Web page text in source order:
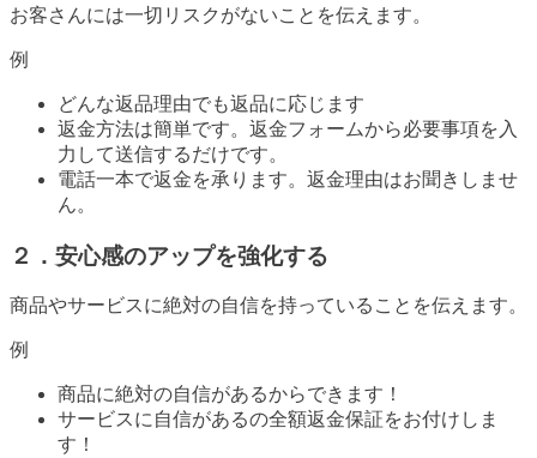
お客さんには一切リスクがないことを伝えます。
例
どんな返品理由でも返品に応じます
返金方法は簡単です。返金フォームから必要事項を入
力して送信するだけです。
電話一本で返金を承ります。返金理由はお聞きしませ
ん。
２．安心感のアップを強化する
商品やサービスに絶対の自信を持っていることを伝えます。
例
商品に絶対の自信があるからできます！
サービスに自信があるの全額返金保証をお付けしま
す！